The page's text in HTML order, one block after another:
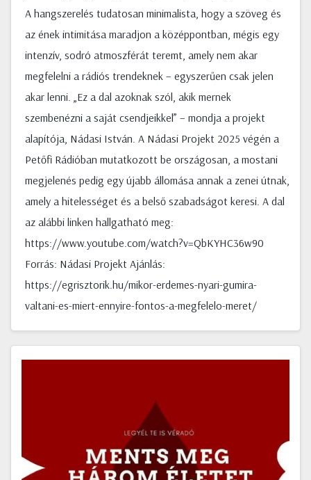
A hangszerelés tudatosan minimalista, hogy a szöveg és
az ének intimitása maradjon a középpontban, mégis egy
intenzív, sodró atmoszférát teremt, amely nem akar
megfelelni a rádiós trendeknek – egyszerűen csak jelen
akar lenni. „Ez a dal azoknak szól, akik mernek
szembenézni a saját csendjeikkel” – mondja a projekt
alapítója, Nádasi István. A Nádasi Projekt 2025 végén a
Petőfi Rádióban mutatkozott be országosan, a mostani
megjelenés pedig egy újabb állomása annak a zenei útnak,
amely a hitelességet és a belső szabadságot keresi. A dal
az alábbi linken hallgatható meg:
https://www.youtube.com/watch?v=QbKYHC36w90
Forrás: Nádasi Projekt Ajánlás:
https://egrisztorik.hu/mikor-erdemes-nyari-gumira-
valtani-es-miert-ennyire-fontos-a-megfelelo-meret/